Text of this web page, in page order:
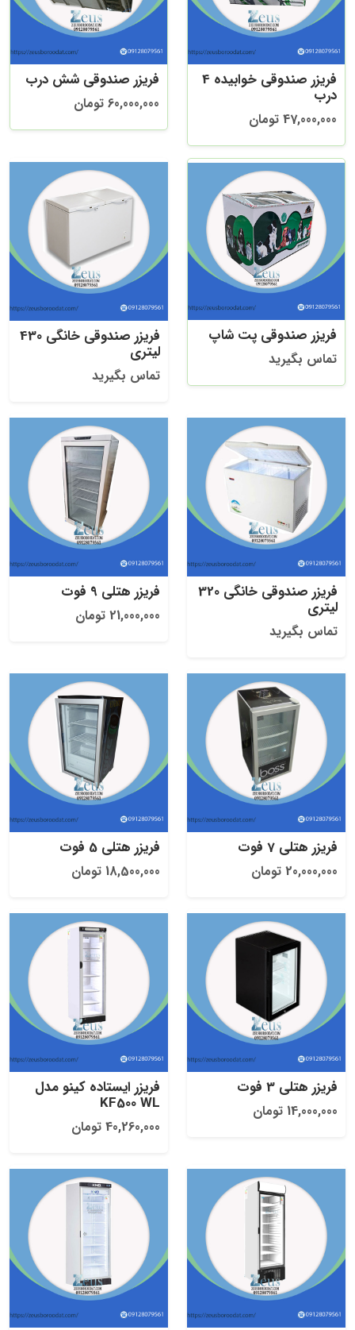
فریزر صندوقی خوابیده 4
درب
47,000,000 تومان
فریزر صندوقی شش درب
60,000,000 تومان
فریزر صندوقی پت شاپ
تماس بگیرید
فریزر صندوقی خانگی 430
لیتری
تماس بگیرید
فریزر صندوقی خانگی 320
لیتری
تماس بگیرید
فریزر هتلی 9 فوت
21,000,000 تومان
فریزر هتلی 7 فوت
20,000,000 تومان
فریزر هتلی 5 فوت
18,500,000 تومان
فریزر هتلی 3 فوت
14,000,000 تومان
فریزر ایستاده کینو مدل
KF500 WL
40,260,000 تومان